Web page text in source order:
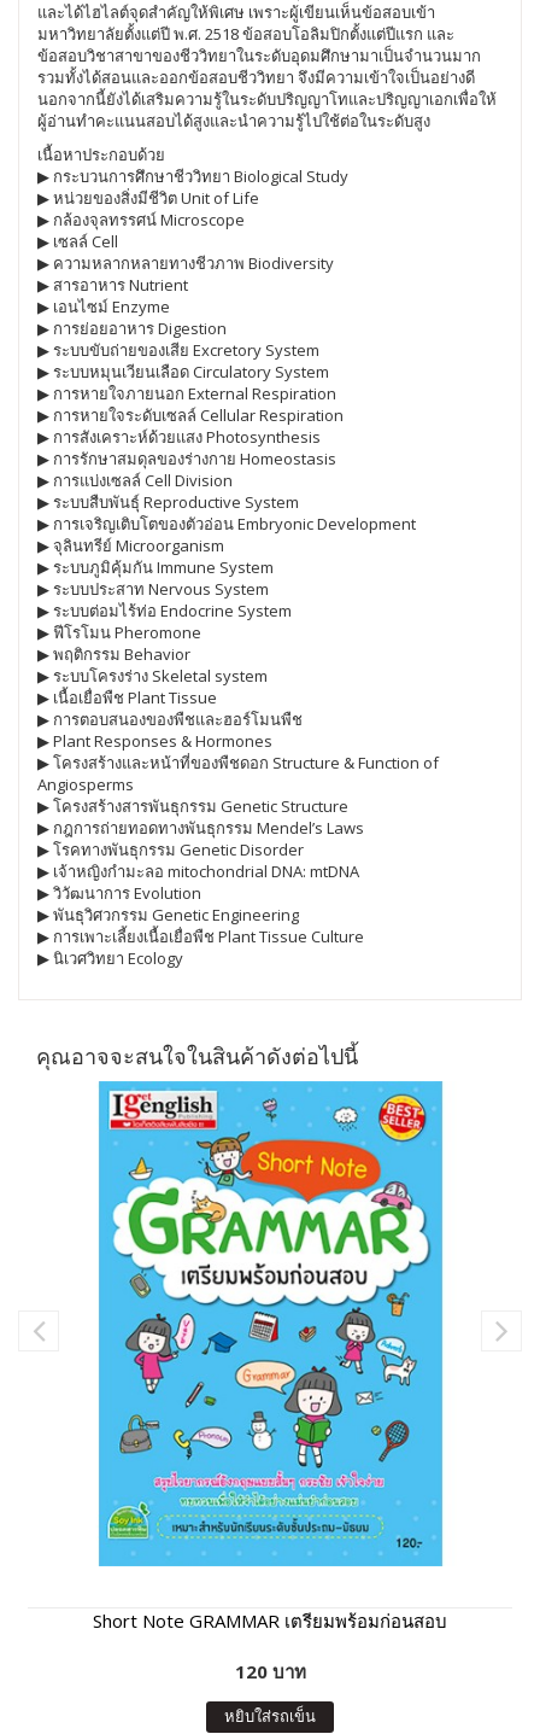
และได้ไฮไลต์จุดสำคัญให้พิเศษ เพราะผู้เขียนเห็นข้อสอบเข้า
มหาวิทยาลัยตั้งแต่ปี พ.ศ. 2518 ข้อสอบโอลิมปิกตั้งแต่ปีแรก และ
ข้อสอบวิชาสาขาของชีววิทยาในระดับอุดมศึกษามาเป็นจำนวนมาก
รวมทั้งได้สอนและออกข้อสอบชีววิทยา จึงมีความเข้าใจเป็นอย่างดี
นอกจากนี้ยังได้เสริมความรู้ในระดับปริญญาโทและปริญญาเอกเพื่อให้
ผู้อ่านทำคะแนนสอบได้สูงและนำความรู้ไปใช้ต่อในระดับสูง
เนื้อหาประกอบด้วย
▶ กระบวนการศึกษาชีววิทยา Biological Study
▶ หน่วยของสิ่งมีชีวิต Unit of Life
▶ กล้องจุลทรรศน์ Microscope
▶ เซลล์ Cell
▶ ความหลากหลายทางชีวภาพ Biodiversity
▶ สารอาหาร Nutrient
▶ เอนไซม์ Enzyme
▶ การย่อยอาหาร Digestion
▶ ระบบขับถ่ายของเสีย Excretory System
▶ ระบบหมุนเวียนเลือด Circulatory System
▶ การหายใจภายนอก External Respiration
▶ การหายใจระดับเซลล์ Cellular Respiration
▶ การสังเคราะห์ด้วยแสง Photosynthesis
▶ การรักษาสมดุลของร่างกาย Homeostasis
▶ การแบ่งเซลล์ Cell Division
▶ ระบบสืบพันธุ์ Reproductive System
▶ การเจริญเติบโตของตัวอ่อน Embryonic Development
▶ จุลินทรีย์ Microorganism
▶ ระบบภูมิคุ้มกัน Immune System
▶ ระบบประสาท Nervous System
▶ ระบบต่อมไร้ท่อ Endocrine System
▶ ฟีโรโมน Pheromone
▶ พฤติกรรม Behavior
▶ ระบบโครงร่าง Skeletal system
▶ เนื้อเยื่อพืช Plant Tissue
▶ การตอบสนองของพืชและฮอร์โมนพืช
▶ Plant Responses & Hormones
▶ โครงสร้างและหน้าที่ของพืชดอก Structure & Function of
Angiosperms
▶ โครงสร้างสารพันธุกรรม Genetic Structure
▶ กฎการถ่ายทอดทางพันธุกรรม Mendel’s Laws
▶ โรคทางพันธุกรรม Genetic Disorder
▶ เจ้าหญิงกำมะลอ mitochondrial DNA: mtDNA
▶ วิวัฒนาการ Evolution
▶ พันธุวิศวกรรม Genetic Engineering
▶ การเพาะเลี้ยงเนื้อเยื่อพืช Plant Tissue Culture
▶ นิเวศวิทยา Ecology
คุณอาจจะสนใจในสินค้าดังต่อไปนี้
Short Note GRAMMAR เตรียมพร้อมก่อนสอบ
120 บาท
หยิบใส่รถเข็น